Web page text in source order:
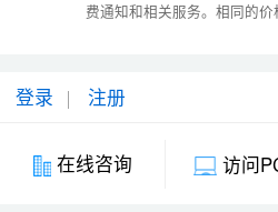
费通知和相关服务。相同的价
登录 注册
在线咨询 访问